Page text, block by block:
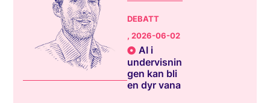
DEBATT
, 2026-06-02
AI i
undervisnin
gen kan bli
en dyr vana